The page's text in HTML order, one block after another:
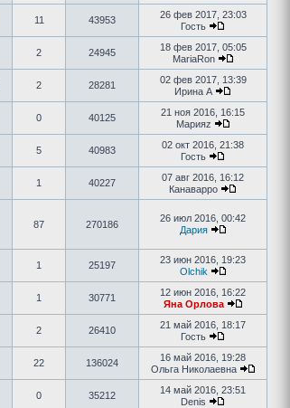
11 43953
26 фев 2017, 23:03
Гость
2 24945
18 фев 2017, 05:05
MariaRon
2 28281
02 фев 2017, 13:39
Ирина А
0 40125
21 ноя 2016, 16:15
Марияz
5 40983
02 окт 2016, 21:38
Гость
1 40227
07 авг 2016, 16:12
Канаварро
87 270186
26 июл 2016, 00:42
Дария
1 25197
23 июн 2016, 19:23
Olchik
1 30771
12 июн 2016, 16:22
Яна Орлова
2 26410
21 май 2016, 18:17
Гость
22 136024
16 май 2016, 19:28
Ольга Николаевна
0 35212
14 май 2016, 23:51
Denis